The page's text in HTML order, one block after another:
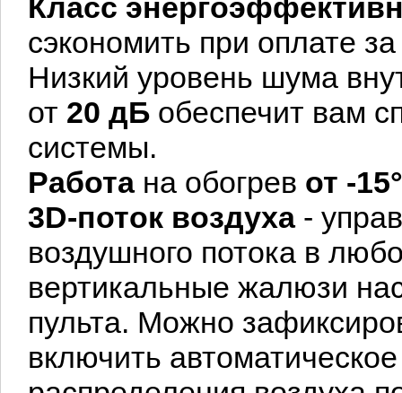
Класс
сэкономить при оплате
Низкий уровень шума
от 20 дБ обеспечит вам
системы.
Работа на обогрев от -
3D-поток воздуха-
воздушного потока в
вертикальные жалюзи
пульта. Можно
включить